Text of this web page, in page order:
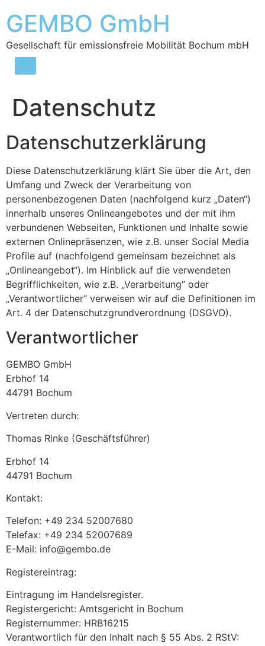
GEMBO GmbH
Gesellschaft für emissionsfreie Mobilität Bochum mbH
Datenschutz
Datenschutzerklärung
Diese Datenschutzerklärung klärt Sie über die Art, den
Umfang und Zweck der Verarbeitung von
personenbezogenen Daten (nachfolgend kurz „Daten“)
innerhalb unseres Onlineangebotes und der mit ihm
verbundenen Webseiten, Funktionen und Inhalte sowie
externen Onlinepräsenzen, wie z.B. unser Social Media
Profile auf (nachfolgend gemeinsam bezeichnet als
„Onlineangebot“). Im Hinblick auf die verwendeten
Begrifflichkeiten, wie z.B. „Verarbeitung“ oder
„Verantwortlicher“ verweisen wir auf die Definitionen im
Art. 4 der Datenschutzgrundverordnung (DSGVO).
Verantwortlicher
GEMBO GmbH
Erbhof 14
44791 Bochum
Vertreten durch:
Thomas Rinke (Geschäftsführer)
Erbhof 14
44791 Bochum
Kontakt:
Telefon: +49 234 52007680
Telefax: +49 234 52007689
E-Mail: info@gembo.de
Registereintrag:
Eintragung im Handelsregister.
Registergericht: Amtsgericht in Bochum
Registernummer: HRB16215
Verantwortlich für den Inhalt nach § 55 Abs. 2 RStV: